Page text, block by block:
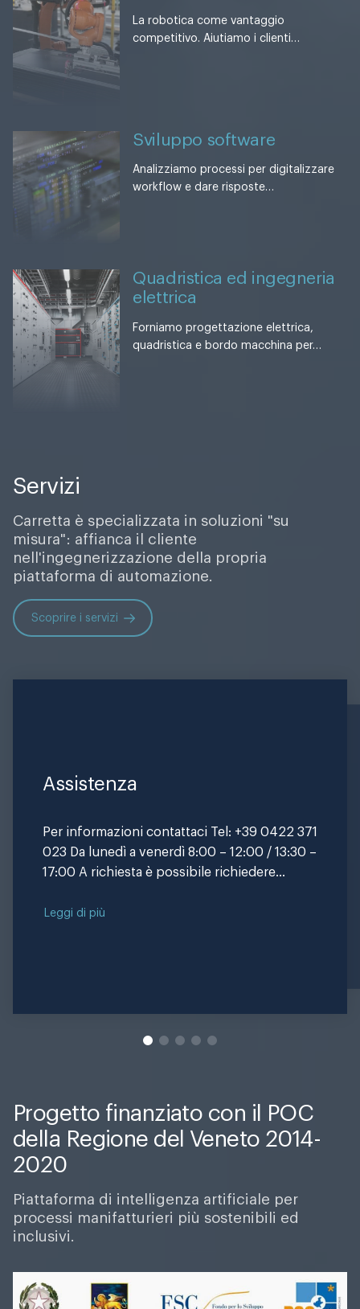
La robotica come vantaggio
competitivo. Aiutiamo i clienti…
Sviluppo software
Analizziamo processi per digitalizzare
workflow e dare risposte…
Quadristica ed ingegneria
elettrica
Forniamo progettazione elettrica,
quadristica e bordo macchina per…
Servizi
Carretta è specializzata in soluzioni "su
misura": affianca il cliente
nell'ingegnerizzazione della propria
piattaforma di automazione.
Scoprire i servizi
Assistenza
Per informazioni contattaci Tel: +39 0422 371
023 Da lunedì a venerdì 8:00 – 12:00 / 13:30 –
17:00 A richiesta è possibile richiedere
dei normali orari di ufficio. Compila il form
Leggi di più
Progetto finanziato con il POC
della Regione del Veneto 2014-
2020
Piattaforma di intelligenza artificiale per
processi manifatturieri più sostenibili ed
inclusivi.